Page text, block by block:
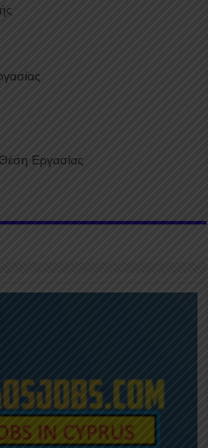
Εργασίας